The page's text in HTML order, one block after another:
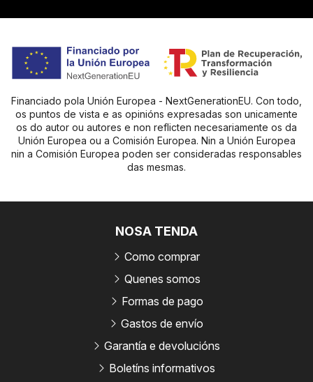
Financiado pola Unión Europea - NextGenerationEU. Con todo,
os puntos de vista e as opinións expresadas son unicamente
os do autor ou autores e non reflicten necesariamente os da
Unión Europea ou a Comisión Europea. Nin a Unión Europea
nin a Comisión Europea poden ser consideradas responsables
das mesmas.
NOSA TENDA
Como comprar
Quenes somos
Formas de pago
Gastos de envío
Garantía e devolucións
Boletíns informativos